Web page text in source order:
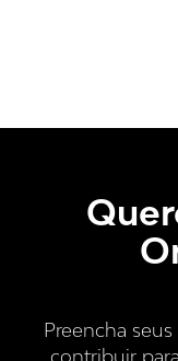
Preencha
contribuir